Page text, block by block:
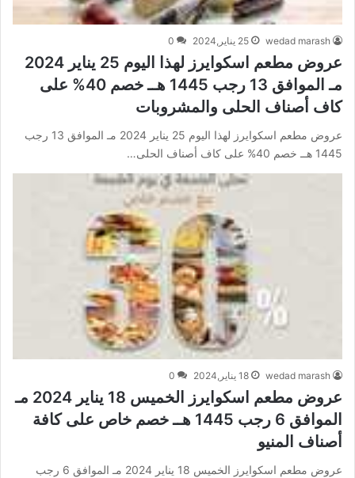
wedad marash 25 يناير,2024 0
عروض مطعم اسكوايرز لهذا اليوم 25 يناير 2024
مـ الموافق 13 رجب 1445 هــ خصم 40% على
كاف أصناف الحلى والمشروبات
عروض مطعم اسكوايرز لهذا اليوم 25 يناير 2024 مـ الموافق 13 رجب
1445 هــ خصم 40% على كاف أصناف الحلى…
wedad marash 18 يناير,2024 0
عروض مطعم اسكوايرز الخميس 18 يناير 2024 مـ
الموافق 6 رجب 1445 هــ خصم خاص على كافة
أصناف المنيو
عروض مطعم اسكوايرز الخميس 18 يناير 2024 مـ الموافق 6 رجب